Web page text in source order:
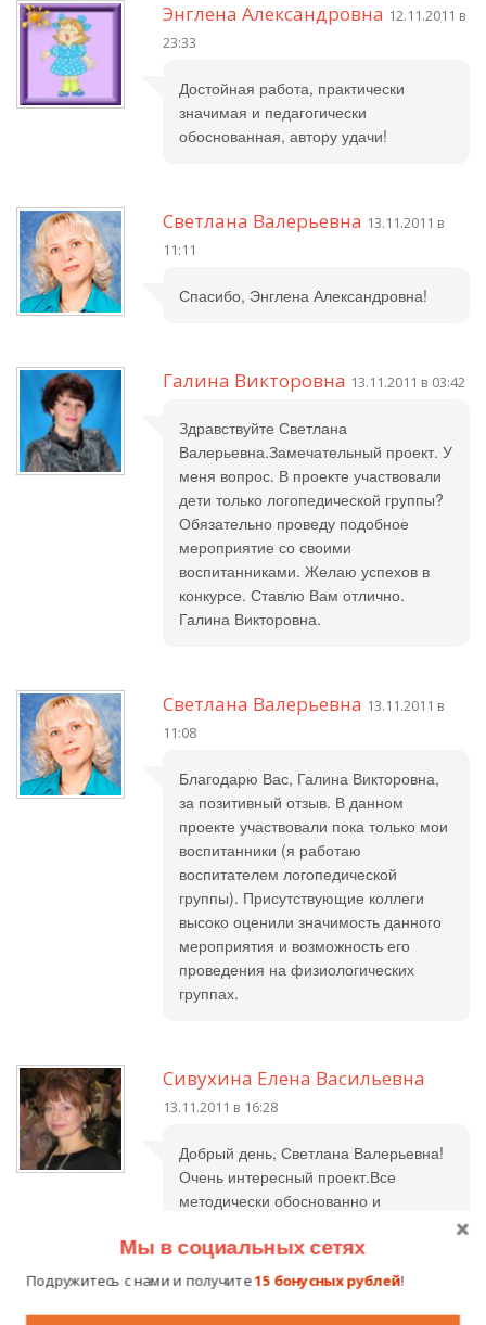
Энглена Александровна 12.11.2011 в
23:33
Достойная работа, практически
значимая и педагогически
обоснованная, автору удачи!
Светлана Валерьевна 13.11.2011 в
11:11
Спасибо, Энглена Александровна!
Галина Викторовна 13.11.2011 в 03:42
Здравствуйте Светлана
Валерьевна.Замечательный проект. У
меня вопрос. В проекте участвовали
дети только логопедической группы?
Обязательно проведу подобное
мероприятие со своими
воспитанниками. Желаю успехов в
конкурсе. Ставлю Вам отлично.
Галина Викторовна.
Светлана Валерьевна 13.11.2011 в
11:08
Благодарю Вас, Галина Викторовна,
за позитивный отзыв. В данном
проекте участвовали пока только мои
воспитанники (я работаю
воспитателем логопедической
группы). Присутствующие коллеги
высоко оценили значимость данного
мероприятия и возможность его
проведения на физиологических
группах.
Сивухина Елена Васильевна
13.11.2011 в 16:28
Добрый день, Светлана Валерьевна!
Очень интересный проект.Все
методически обоснованно и
конкурсе!
Мы в социальных сетях
Подружитесь с нами и получите15 бонусных рублей!